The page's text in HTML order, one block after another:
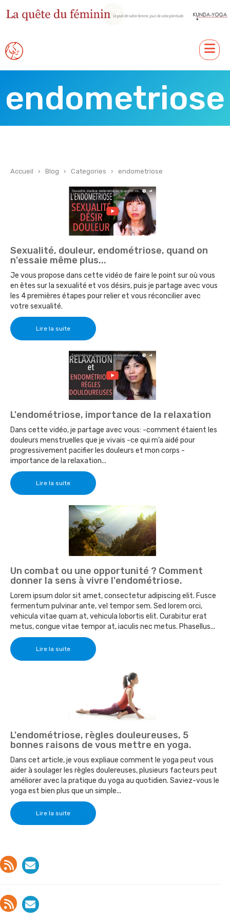
endometriose
Accueil › Blog › Categories › endometriose
Sexualité, douleur, endométriose, quand on
n'essaie même plus...
Je vous propose dans cette vidéo de faire le point sur où vous
en êtes sur la sexualité et vos désirs, puis je partage avec vous
les 4 premières étapes pour relier et vous réconcilier avec
votre sexualité.
Lire la suite
L'endométriose, importance de la relaxation
Dans cette vidéo, je partage avec vous: -comment étaient les
douleurs menstruelles que je vivais -ce qui m’a aidé pour
progressivement pacifier les douleurs et mon corps -
importance de la relaxation...
Lire la suite
Un combat ou une opportunité ? Comment
donner la sens à vivre l'endométriose.
Lorem ipsum dolor sit amet, consectetur adipiscing elit. Fusce
fermentum pulvinar ante, vel tempor sem. Sed lorem orci,
vehicula vitae quam at, vehicula lobortis elit. Curabitur erat
metus, congue vitae tempor at, iaculis nec metus. Phasellus...
Lire la suite
L'endométriose, règles douleureuses, 5
bonnes raisons de vous mettre en yoga.
Dans cet article, je vous expliaue comment le yoga peut vous
aider à soulager les règles doulereuses, plusieurs facteurs peut
améliorer avec la pratique du yoga au quotidien. Saviez-vous le
yoga est bien plus que un simple...
Lire la suite